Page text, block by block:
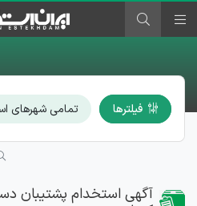
فیلترها تمامی شهرهای
آگهی استخدام پشتیبان